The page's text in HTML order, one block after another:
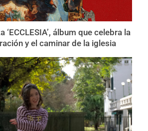
‘ECCLESIA’, álbum que celebra la
y el caminar de la iglesia